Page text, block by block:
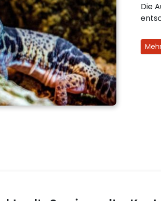
Die